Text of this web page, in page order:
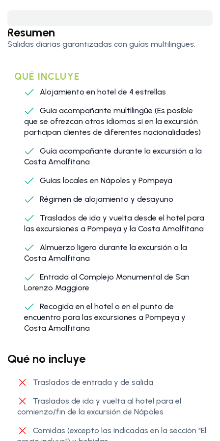
Resumen
Salidas diarias garantizadas con guías multilingües.
QUÉ INCLUYE
Alojamiento en hotel de 4 estrellas
Guía acompañante multilingüe (Es posible
que se ofrezcan otros idiomas si en la excursión
participan clientes de diferentes nacionalidades)
Guía acompañante durante la excursión a la
Costa Amalfitana
Guías locales en Nápoles y Pompeya
Régimen de alojamiento y desayuno
Traslados de ida y vuelta desde el hotel para
las excursiones a Pompeya y la Costa Amalfitana
Almuerzo ligero durante la excursión a la
Costa Amalfitana
Entrada al Complejo Monumental de San
Lorenzo Maggiore
Recogida en el hotel o en el punto de
encuentro para las excursiones a Pompeya y
Costa Amalfitana
Qué no incluye
Traslados de entrada y de salida
Traslados de ida y vuelta al hotel para el
comienzo/fin de la excursión de Nápoles
Comidas (excepto las indicadas en la sección "El